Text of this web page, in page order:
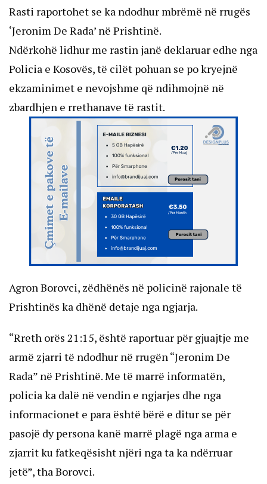
Rasti raportohet se ka ndodhur mbrëmë në rrugës
‘Jeronim De Rada’ në Prishtinë.
Ndërkohë lidhur me rastin janë deklaruar edhe nga
Policia e Kosovës, të cilët pohuan se po kryejnë
ekzaminimet e nevojshme që ndihmojnë në
zbardhjen e rrethanave të rastit.
Agron Borovci, zëdhënës në policinë rajonale të
Prishtinës ka dhënë detaje nga ngjarja.
“Rreth orës 21:15, është raportuar për gjuajtje me
armë zjarri të ndodhur në rrugën “Jeronim De
Rada” në Prishtinë. Me të marrë informatën,
policia ka dalë në vendin e ngjarjes dhe nga
informacionet e para është bërë e ditur se për
pasojë dy persona kanë marrë plagë nga arma e
zjarrit ku fatkeqësisht njëri nga ta ka ndërruar
jetë”, tha Borovci.